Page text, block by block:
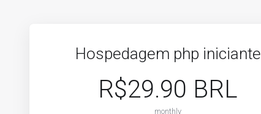
Hospedagem php iniciante
R$29.90 BRL
monthly